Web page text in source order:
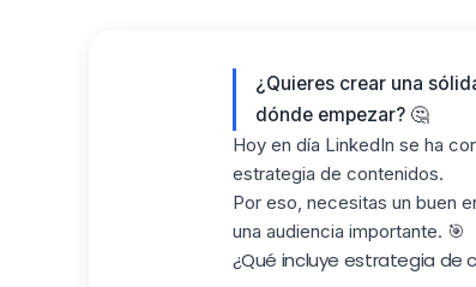
¿Quieres crear una
dónde empezar? 🤔
Hoy en día LinkedIn se ha
estrategia de contenidos.
Por eso, necesitas un buen
una audiencia importante. 🎯
¿Qué incluye estrategia de